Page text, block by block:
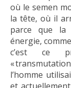
où le semen
la tête, où il
parce que la
énergie,
c’est ce
«
l’homme